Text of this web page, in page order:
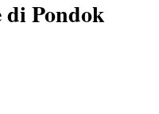
di Pondok